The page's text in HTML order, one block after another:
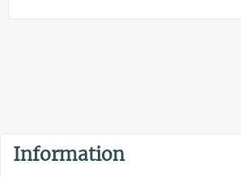
Information